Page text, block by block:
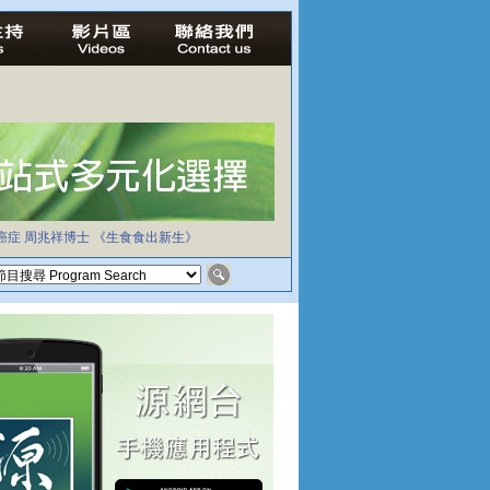
症 周兆祥博士 《生食食出新生》